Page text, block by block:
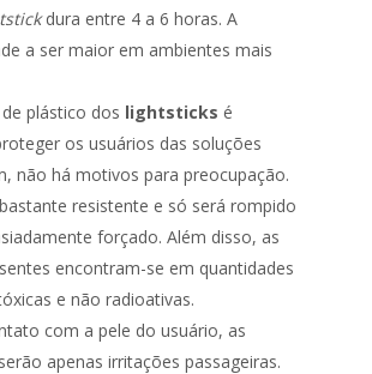
dura entre 4 a 6 horas. A
a ser maior em ambientes mais
plástico dos lightsticks é
os usuários das soluções
não há motivos para preocupação.
resistente e só será rompido
forçado. Além disso, as
encontram-se em quantidades
e não radioativas.
com a pele do usuário, as
apenas irritações passageiras.